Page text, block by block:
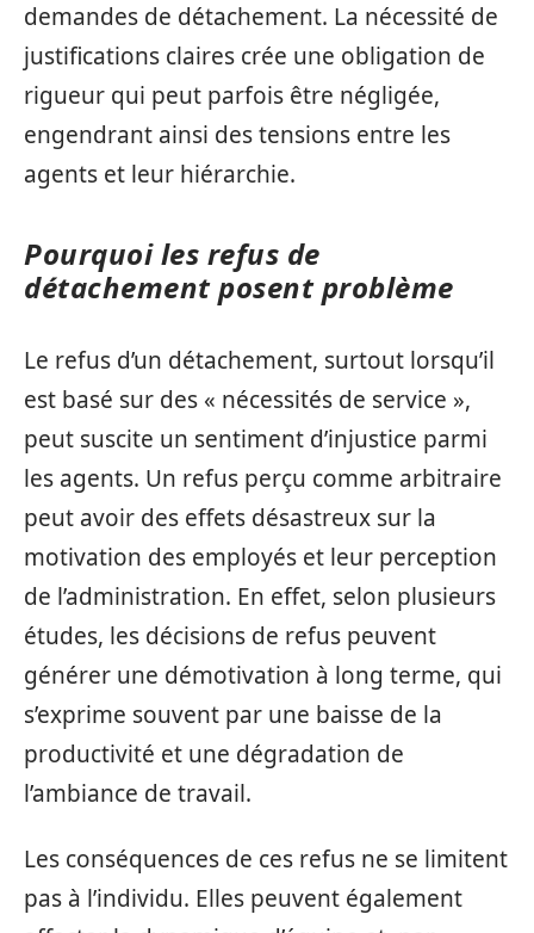
demandes de détachement. La nécessité de
justifications claires crée une obligation de
rigueur qui peut parfois être négligée,
engendrant ainsi des tensions entre les
agents et leur hiérarchie.
Pourquoi les refus de
détachement posent problème
Le refus d’un détachement, surtout lorsqu’il
est basé sur des « nécessités de service »,
peut suscite un sentiment d’injustice parmi
les agents. Un refus perçu comme arbitraire
peut avoir des effets désastreux sur la
motivation des employés et leur perception
de l’administration. En effet, selon plusieurs
études, les décisions de refus peuvent
générer une démotivation à long terme, qui
s’exprime souvent par une baisse de la
productivité et une dégradation de
l’ambiance de travail.
Les conséquences de ces refus ne se limitent
pas à l’individu. Elles peuvent également